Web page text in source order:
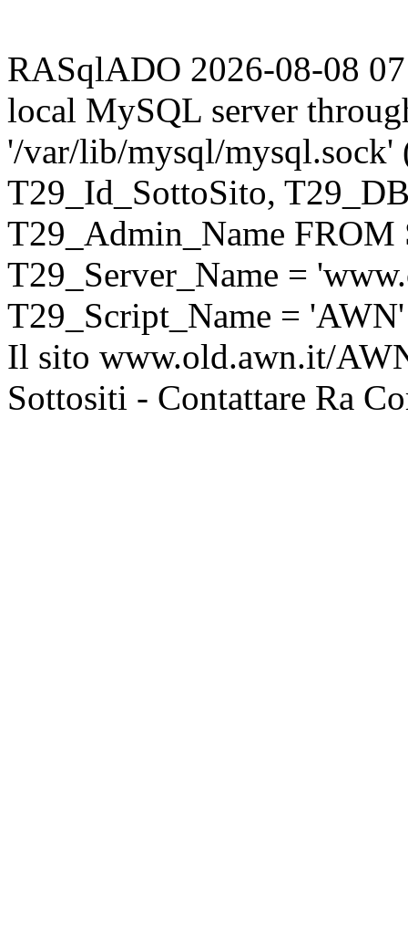
RASqlADO 2026-08-08
local MySQL server
'/var/lib/mysql/mysql.sock'
T29_Id_SottoSito,
T29_Admin_Name
T29_Server_Name =
T29_Script_Name = 'AWN'
Il sito www.old.awn.it/
Sottositi - Contattare Ra